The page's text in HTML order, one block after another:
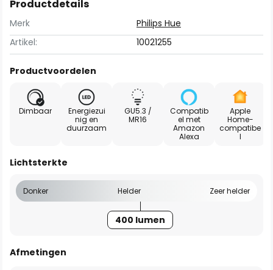
Productdetails
Merk
Philips Hue
Artikel:
10021255
Productvoordelen
Dimbaar
Energiezui
nig en
duurzaam
GU5.3 /
MR16
Compatib
el met
Amazon
Alexa
Apple
Home-
compatibe
l
Lichtsterkte
Donker Helder Zeer helder
400 lumen
Afmetingen